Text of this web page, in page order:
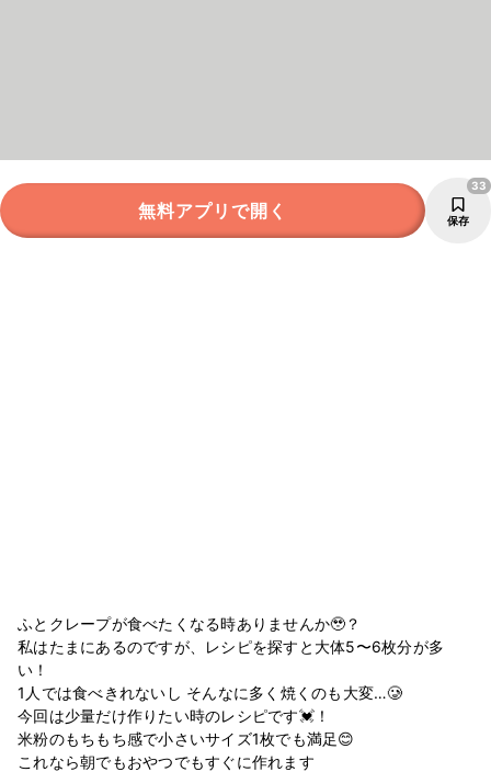
無料アプリで開く 保存
33
ふとクレープが食べたくなる時ありませんか🥹？
私はたまにあるのですが、レシピを探すと大体5〜6枚分が多
い！
1人では食べきれないし そんなに多く焼くのも大変…🥲
今回は少量だけ作りたい時のレシピです💓！
米粉のもちもち感で小さいサイズ1枚でも満足😊
これなら朝でもおやつでもすぐに作れます